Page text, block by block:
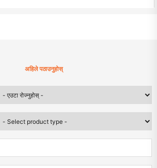
अहिले पठाउनुहोस्